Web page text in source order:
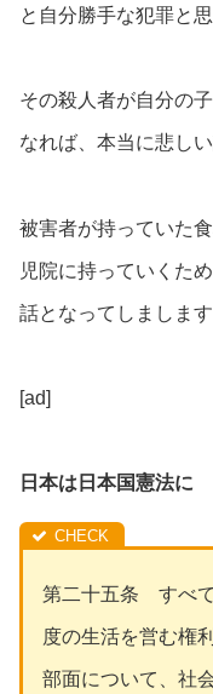
と自分勝手な犯罪と
その殺人者が自分の
なれば、本当に悲し
被害者が持っていた
児院に持っていくた
話となってしまします
[ad]
日本は日本国憲法に
第二十五条 すべ
度の生活を営む権
部面について、社